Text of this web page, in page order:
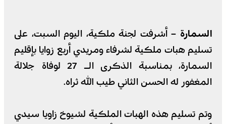
السمارة –أشرفت لجنة ملكية، اليوم السبت، على
تسليم هبات ملكية لشرفاء ومريدي أربع زوايا بإقليم
السمارة، بمناسبة الذكرى الـ 27 لوفاة جلالة
المغفور له الحسن الثاني طيب الله ثراه.
وتم تسليم هذه الهبات الملكية لشيوخ زاويا سيدي